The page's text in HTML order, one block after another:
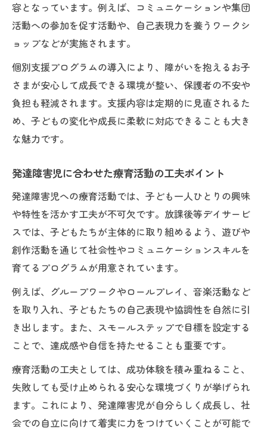
容となっています。例えば、コミュニケーションや集団
活動への参加を促す活動や、自己表現力を養うワークシ
ョップなどが実施されます。
個別支援プログラムの導入により、障がいを抱えるお子
さまが安心して成長できる環境が整い、保護者の不安や
負担も軽減されます。支援内容は定期的に見直されるた
め、子どもの変化や成長に柔軟に対応できることも大き
な魅力です。
発達障害児に合わせた療育活動の工夫ポイント
発達障害児への療育活動では、子ども一人ひとりの興味
や特性を活かす工夫が不可欠です。放課後等デイサービ
スでは、子どもたちが主体的に取り組めるよう、遊びや
創作活動を通じて社会性やコミュニケーションスキルを
育てるプログラムが用意されています。
例えば、グループワークやロールプレイ、音楽活動など
を取り入れ、子どもたちの自己表現や協調性を自然に引
き出します。また、スモールステップで目標を設定する
ことで、達成感や自信を持たせることも重要です。
療育活動の工夫としては、成功体験を積み重ねること、
失敗しても受け止められる安心な環境づくりが挙げられ
ます。これにより、発達障害児が自分らしく成長し、社
会での自立に向けて着実に力をつけていくことが可能で